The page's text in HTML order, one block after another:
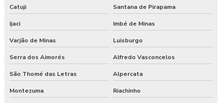
Catuji Santana de Pirapama
Ijaci Imbé de Minas
Varjão de Minas Luisburgo
Serra dos Aimorés Alfredo Vasconcelos
São Thomé das Letras Alpercata
Montezuma Riachinho